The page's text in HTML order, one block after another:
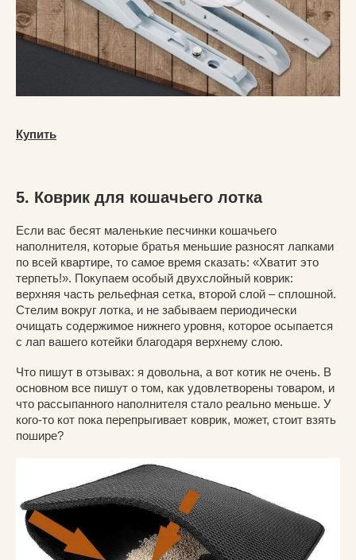
Купить
5. Коврик для кошачьего лотка
Если вас бесят маленькие песчинки кошачьего
наполнителя, которые братья меньшие разносят лапками
по всей квартире, то самое время сказать: «Хватит это
терпеть!». Покупаем особый двухслойный коврик:
верхняя часть рельефная сетка, второй слой – сплошной.
Стелим вокруг лотка, и не забываем периодически
очищать содержимое нижнего уровня, которое осыпается
с лап вашего котейки благодаря верхнему слою.
Что пишут в отзывах: я довольна, а вот котик не очень. В
основном все пишут о том, как удовлетворены товаром, и
что рассыпанного наполнителя стало реально меньше. У
кого-то кот пока перепрыгивает коврик, может, стоит взять
пошире?